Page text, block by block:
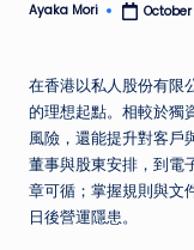
Posted
Ayaka Mori
在香港以私人股份有限
的理想起點。相較於獨
風險，還能提升對客戶
董事與股東安排，到電
章可循；掌握規則與文
日後營運隱患。